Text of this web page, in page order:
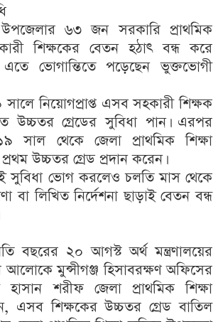
৬৩ জন সরকারি প্রাথমিক
শিক্ষকের বেতন হঠাৎ বন্ধ করে
এতে ভোগান্তিতে পড়েছেন ভুক্তভোগী
নিয়োগপ্রাপ্ত এসব সহকারী শিক্ষক
উচ্চতর গ্রেডের সুবিধা পান। এরপর
থেকে জেলা প্রাথমিক শিক্ষা
উচ্চতর গ্রেড প্রদান করেন।
সুবিধা ভোগ করলেও চলতি মাস থেকে
বা লিখিত নির্দেশনা ছাড়াই বেতন বন্ধ
বছরের ২০ আগস্ট অর্থ মন্ত্রণালয়ের
আলোকে মুন্সীগঞ্জ হিসাবরক্ষণ অফিসের
হাসান শরীফ জেলা প্রাথমিক শিক্ষা
এসব শিক্ষকের উচ্চতর গ্রেড বাতিল